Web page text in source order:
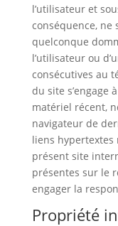
l’utilisateur et
conséquence, ne
quelconque
l’utilisateur ou
consécutives au
du site s’engage
matériel récent,
navigateur de
liens hypertextes
présent site
présentes sur le
engager la
Propriété